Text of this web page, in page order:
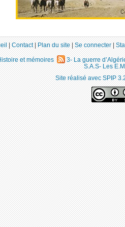
|Contact|Plan du site|Se connecter|
et mémoires 3- La guerre
S.A.S- Les
Site réalisé avec SPIP